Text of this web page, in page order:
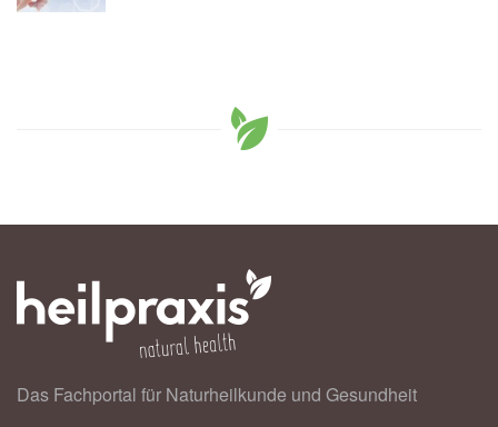
Das Fachportal für Naturheilkunde und Gesundheit